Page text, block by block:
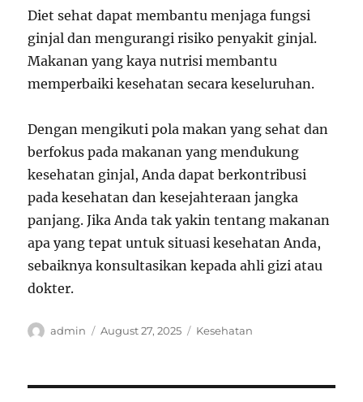
Diet sehat dapat membantu menjaga fungsi
ginjal dan mengurangi risiko penyakit ginjal.
Makanan yang kaya nutrisi membantu
memperbaiki kesehatan secara keseluruhan.
Dengan mengikuti pola makan yang sehat dan
berfokus pada makanan yang mendukung
kesehatan ginjal, Anda dapat berkontribusi
pada kesehatan dan kesejahteraan jangka
panjang. Jika Anda tak yakin tentang makanan
apa yang tepat untuk situasi kesehatan Anda,
sebaiknya konsultasikan kepada ahli gizi atau
dokter.
Author
admin
Posted
August 27, 2025 Categories
Kesehatan